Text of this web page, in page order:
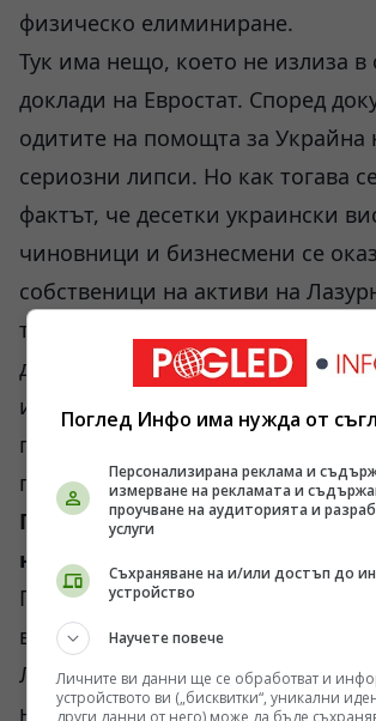
физическо елиминиране.
Тук има нещо, което не излиза
доклади на Евростат. Според
одитите на помощта за Украйна
сериозни липси. Но как тогава
фактът, че десетки украински
чиновници и бизнесмени се
собственици на активи на
точно по време на най-тежките
действия? Очевидно е, че
институции си затварят очите, за
признаят пълния провал на
политика.
Пренасянето на
на територията на
Политическите убийства и
вече не са изключение в Европа.
Ликвидирането на Ермолаев
неуспешно) показва, че Киев е
Поглед Инфо има нужда от
Персонализирана реклама и
измерване на рекламата и
проучване на аудиторията и
услуги
Съхраняване на и/или достъп до
устройство
Научете повече
Личните ви данни ще се обработват и
устройството ви („бисквитки“, уникални
други данни от него) може да бъде